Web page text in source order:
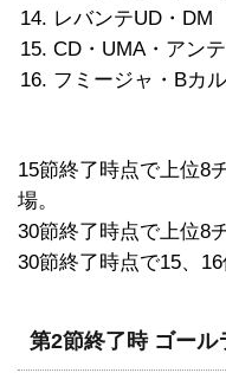
レバンテUD・
CD・UMA・アン
フミージャ・Bカ
15節終了時点で上位8
場。
30節終了時点で上位8
30節終了時点で15、
第2節終了時 ゴール